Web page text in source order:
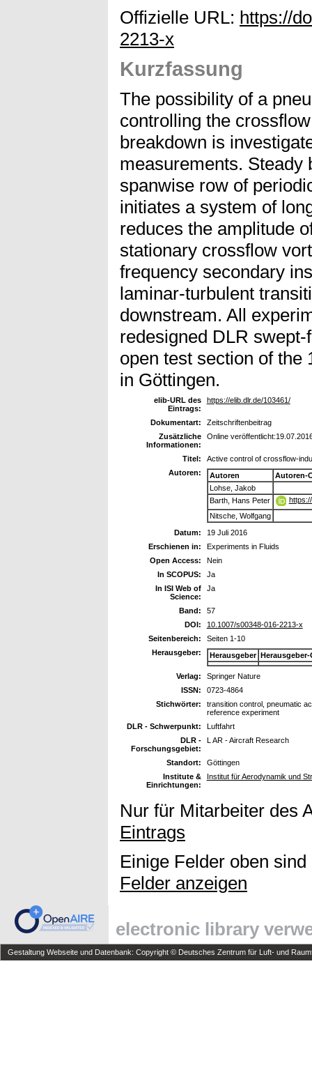
Offizielle URL: https://
2213-x
Kurzfassung
The possibility of a
controlling the
breakdown is
measurements. Steady
spanwise row of
initiates a system of
reduces the amplitude
stationary crossflow
frequency secondary
laminar-turbulent
downstream. All
redesigned DLR
open test section of the
in Göttingen.
elib-URL des
Eintrags:
https://elib.dlr.de/103461/
Dokumentart:
Zeitschriftenbeitrag
Zusätzliche
Informationen:
Online
Titel:
Active control of crossflow-
Autoren:
Autoren
Autoren-
Lohse, Jakob
Barth, Hans Peter
Nitsche, Wolfgang
Datum:
19 Juli 2016
Erschienen in:
Experiments in Fluids
Open Access:
Nein
In SCOPUS:
Ja
In ISI Web of
Science:
Ja
Band:
57
DOI:
10.1007/s00348-016-2213-x
Seitenbereich:
Seiten 1-10
Herausgeber:
Herausgeber Herausgeber-
Verlag:
Springer Nature
ISSN:
0723-4864
Stichwörter:
transition control, pneumatic
reference experiment
DLR - Schwerpunkt:
Luftfahrt
DLR -
Forschungsgebiet:
L AR - Aircraft Research
Standort:
Göttingen
Institute &
Einrichtungen:
Institut für Aerodynamik und
Nur für Mitarbeiter des
Eintrags
Einige Felder oben
Felder anzeigen
electronic library
Gestaltung Webseite und Datenbank: Copyright © Deutsches Zentrum für Luft- und